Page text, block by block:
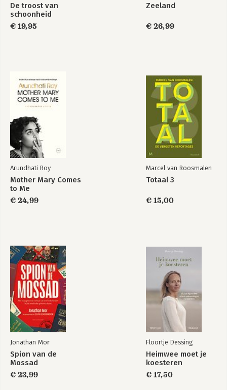
De troost van
schoonheid
€ 19,95
Zeeland
€ 26,99
Arundhati Roy
Mother Mary Comes
to Me
€ 24,99
Marcel van Roosmalen
Totaal 3
€ 15,00
Jonathan Mor
Spion van de
Mossad
€ 23,99
Floortje Dessing
Heimwee moet je
koesteren
€ 17,50